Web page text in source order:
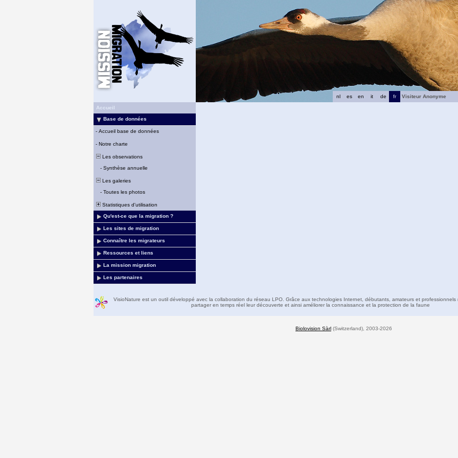
fr
de
it
en
es
nl
Visiteur Anonyme
Accueil
Base de données
- Accueil base de données
- Notre charte
Les observations
- Synthèse annuelle
Les galeries
- Toutes les photos
Statistiques d'utilisation
Qu'est-ce que la migration ?
Les sites de migration
Connaître les migrateurs
Ressources et liens
La mission migration
Les partenaires
VisioNature est un outil développé avec la collaboration du réseau LPO. Grâce aux technologies Internet, débutants, amateurs et professionnels
partager en temps réel leur découverte et ainsi améliorer la connaissance et la protection de la faune
Biolovision Sàrl (Switzerland), 2003-2026